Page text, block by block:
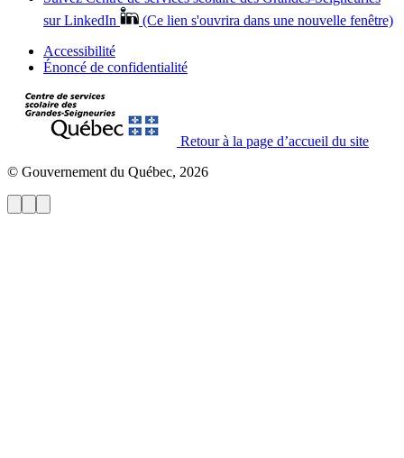
sur LinkedIn
(Ce lien s'ouvrira dans une nouvelle fenêtre)
Accessibilité
Énoncé de confidentialité
Retour à la page d’accueil du site
© Gouvernement du Québec, 2026